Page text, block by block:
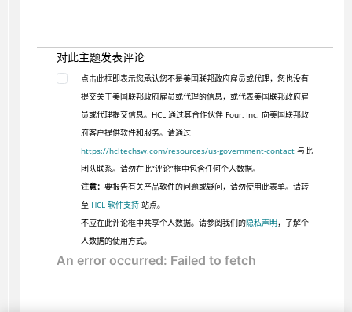
对此主题发表评论
点击此框即表示您承认您不是美国联邦政府雇员或代理，您也没有
提交关于美国联邦政府雇员或代理的信息，或代表美国联邦政府雇
员或代理提交信息。HCL 通过其合作伙伴 Four, Inc. 向美国联邦政
府客户提供软件和服务。请通过
https://hcltechsw.com/resources/us-government-contact与此
团队联系。请勿在此“评论”框中包含任何个人数据。
注意： 要报告有关产品软件的问题或疑问，请勿使用此表单。请转
至 HCL 软件支持站点。
不应在此评论框中共享个人数据。请参阅我们的隐私声明，了解个
人数据的使用方式。